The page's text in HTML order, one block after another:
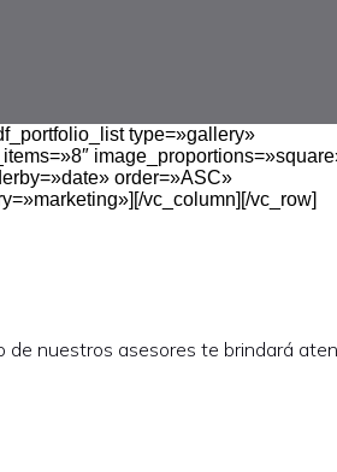
type=»gallery»
order=»ASC»
vc_column][/vc_row]
nuestros asesores te brindará